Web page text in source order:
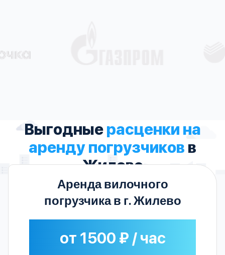
Выгодныерасценки на
аренду погрузчиков в
Жилево
Аренда вилочного
погрузчика в г. Жилево
от 1500 ₽ / час